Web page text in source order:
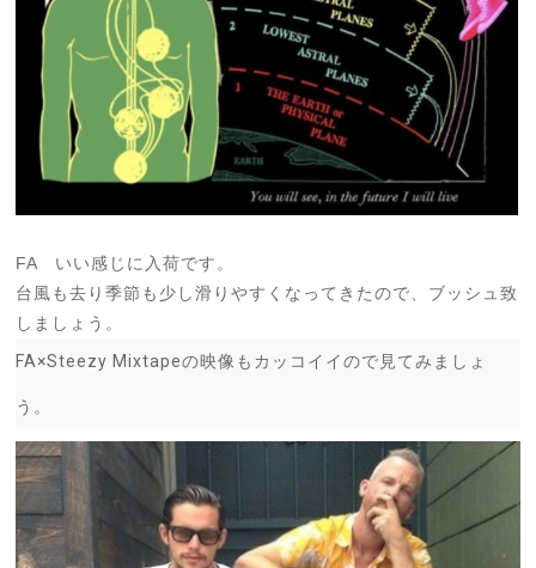
FA いい感じに入荷です。
台風も去り季節も少し滑りやすくなってきたので、ブッシュ致
しましょう。
FA×Steezy Mixtapeの映像もカッコイイので見てみましょ
う。